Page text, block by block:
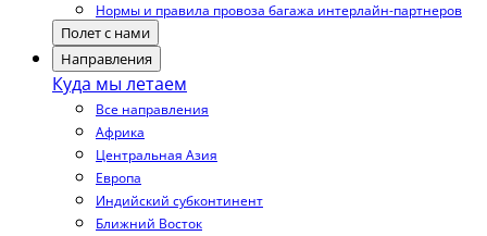
Нормы и правила провоза багажа интерлайн-партнеров
Полет с нами
Направления
Куда мы летаем
Все направления
Африка
Центральная Азия
Европа
Индийский субконтинент
Ближний Восток